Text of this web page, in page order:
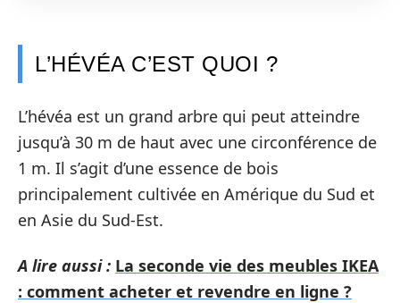
L’HÉVÉA C’EST QUOI ?
L’hévéa est un grand arbre qui peut atteindre
jusqu’à 30 m de haut avec une circonférence de
1 m. Il s’agit d’une essence de bois
principalement cultivée en Amérique du Sud et
en Asie du Sud-Est.
A lire aussi : La seconde vie des meubles IKEA
: comment acheter et revendre en ligne ?